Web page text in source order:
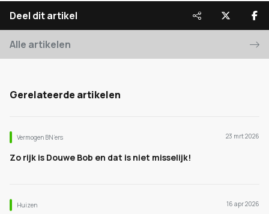
Deel dit artikel
Alle artikelen
Gerelateerde artikelen
Vermogen BN’ers 23 mrt 2026
Zo rijk is Douwe Bob en dat is niet misselijk!
Huizen 16 apr 2026